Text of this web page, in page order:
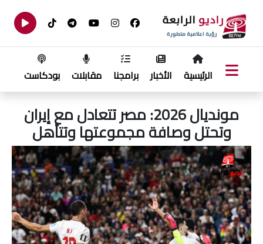
الرئيسية الأخبار برامجنا مقابلات بودكاست
مونديال 2026: مصر تتعادل مع إيران
وتحتل وصافة مجموعتها وتتأهل